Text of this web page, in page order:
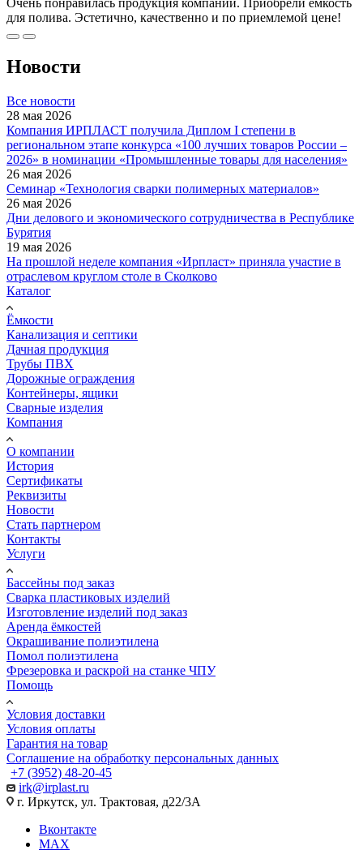
для полива. Эстетично, качественно и по приемлемой цене!
Новости
Все новости
28 мая 2026
Компания ИРПЛАСТ получила Диплом I степени в
региональном этапе конкурса «100 лучших товаров России –
2026» в номинации «Промышленные товары для населения»
26 мая 2026
Семинар «Технология сварки полимерных материалов»
26 мая 2026
Дни делового и экономического сотрудничества в Республике
Бурятия
19 мая 2026
На прошлой неделе компания «Ирпласт» приняла участие в
отраслевом круглом столе в Сколково
Каталог
Ёмкости
Канализация и септики
Дачная продукция
Трубы ПВХ
Дорожные ограждения
Контейнеры, ящики
Сварные изделия
Компания
О компании
История
Сертификаты
Реквизиты
Новости
Стать партнером
Контакты
Услуги
Бассейны под заказ
Сварка пластиковых изделий
Изготовление изделий под заказ
Аренда ёмкостей
Окрашивание полиэтилена
Помол полиэтилена
Фрезеровка и раскрой на станке ЧПУ
Помощь
Условия доставки
Условия оплаты
Гарантия на товар
Соглашение на обработку персональных данных
+7 (3952) 48-20-45
irk@irplast.ru
г. Иркутск, ул. Трактовая, д22/3А
Вконтакте
MAX